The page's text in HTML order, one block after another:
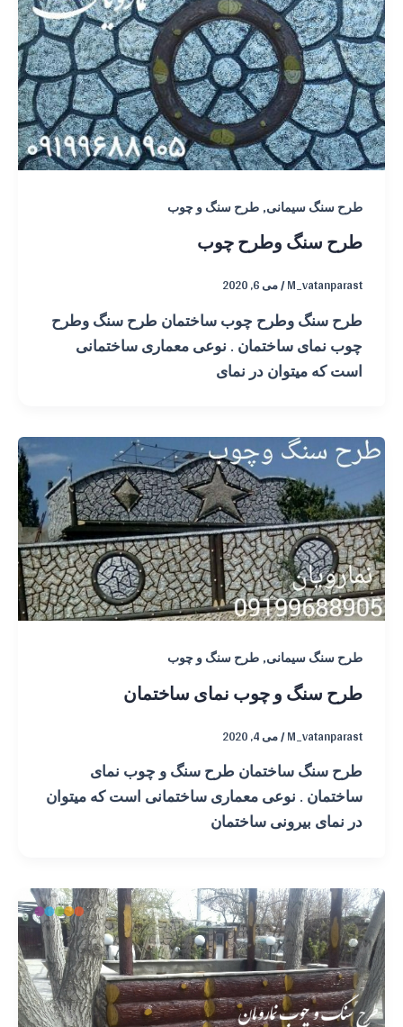
طرح سنگ سیمانی,طرح سنگ و چوب
طرح سنگ وطرح چوب
M_vatanparast
/می 6, 2020
طرح سنگ وطرح چوب ساختمان طرح سنگ وطرح
چوب نمای ساختمان . نوعی معماری ساختمانی
است که میتوان در نمای
طرح سنگ سیمانی,طرح سنگ و چوب
طرح سنگ و چوب نمای ساختمان
M_vatanparast
/می 4, 2020
طرح سنگ ساختمان طرح سنگ و چوب نمای
ساختمان . نوعی معماری ساختمانی است که میتوان
در نمای بیرونی ساختمان